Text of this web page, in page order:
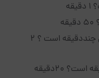
فاصله تا دسترسی های حمل ونقل چنددقیقه است ؟ 2
20دقیقه